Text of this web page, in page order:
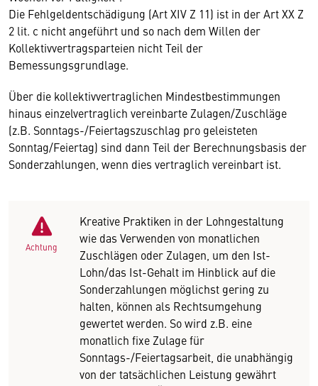
Die Fehlgeldentschädigung (Art XIV Z 11) ist in der Art XX Z
2 lit. c nicht angeführt und so nach dem Willen der
Kollektivvertragsparteien nicht Teil der
Bemessungsgrundlage.
Über die kollektivvertraglichen Mindestbestimmungen
hinaus einzelvertraglich vereinbarte Zulagen/Zuschläge
(z.B. Sonntags-/Feiertagszuschlag pro geleisteten
Sonntag/Feiertag) sind dann Teil der Berechnungsbasis der
Sonderzahlungen, wenn dies vertraglich vereinbart ist.
Achtung
Kreative Praktiken in der Lohngestaltung
wie das Verwenden von monatlichen
Zuschlägen oder Zulagen, um den Ist-
Lohn/das Ist-Gehalt im Hinblick auf die
Sonderzahlungen möglichst gering zu
halten, können als Rechtsumgehung
gewertet werden. So wird z.B. eine
monatlich fixe Zulage für
Sonntags-/Feiertagsarbeit, die unabhängig
von der tatsächlichen Leistung gewährt